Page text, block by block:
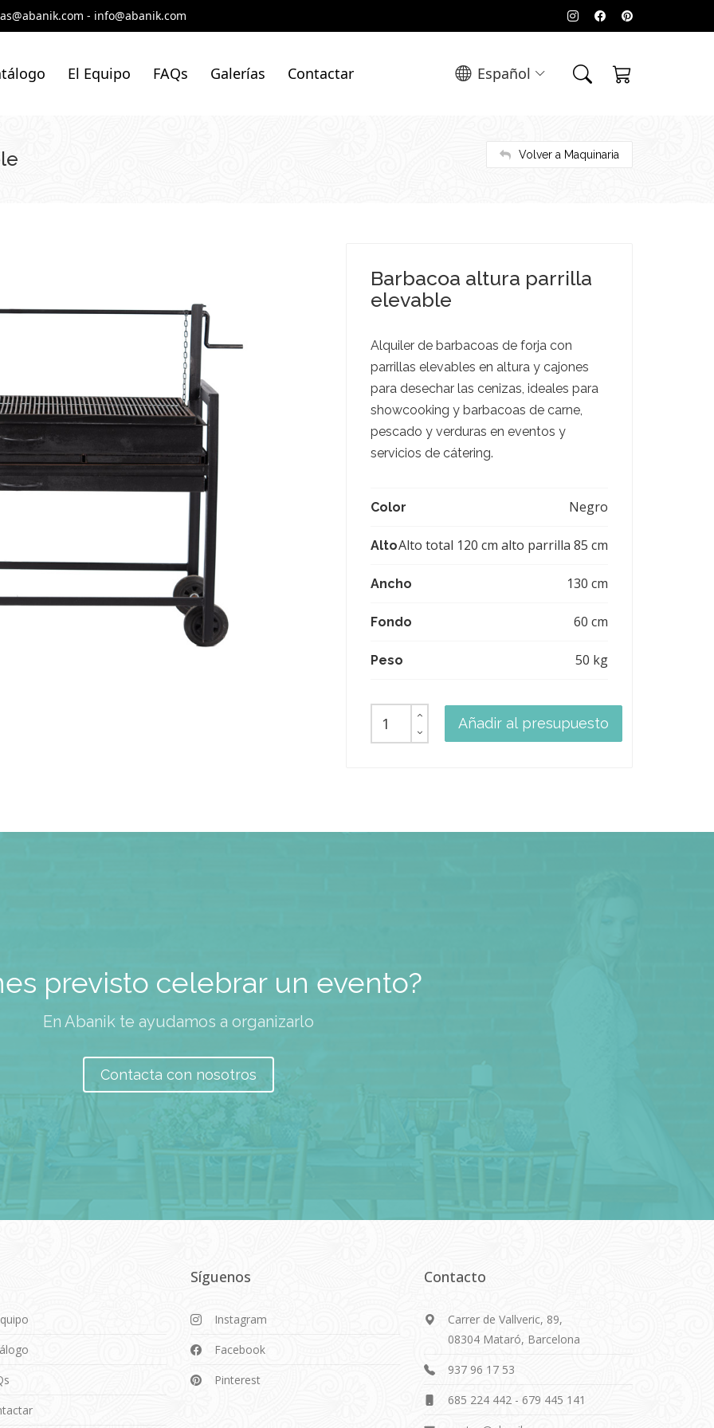
- info@abanik.com
El Equipo FAQs Galerías Contactar Español
Volver a Maquinaria
Barbacoa altura parrilla
elevable
Alquiler de barbacoas de forja con
parrillas elevables en altura y cajones
para desechar las cenizas, ideales para
showcooking y barbacoas de carne,
pescado y verduras en eventos y
servicios de cátering.
Color Negro
AltoAlto total 120 cm alto parrilla 85 cm
Ancho 130 cm
Fondo 60 cm
Peso 50 kg
Añadir al presupuesto
previsto celebrar un evento?
En Abanik te ayudamos a organizarlo
Contacta con nosotros
Síguenos
Instagram
Facebook
Pinterest
Contacto
Carrer de Vallveric, 89,
08304 Mataró, Barcelona
937 96 17 53
685 224 442- 679 445 141